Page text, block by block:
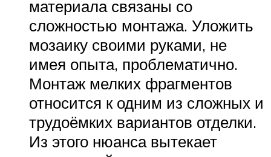
материала связаны со
сложностью монтажа. Уложить
мозаику своими руками, не
имея опыта, проблематично.
Монтаж мелких фрагментов
относится к одним из сложных и
трудоёмких вариантов отделки.
Из этого нюанса вытекает